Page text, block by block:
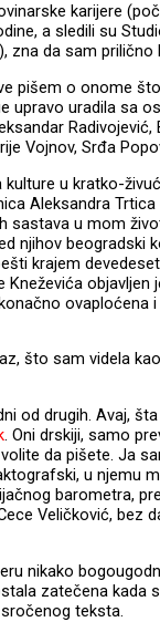
karijere
a sledili su
zna da sam
pišem o onome što
upravo uradila sa
Radivojević,
Vojnov, Srđa
u kratko-
Aleksandra
u mom
njihov beogradski
krajem
objavljen
ovaploćena
što sam videla
od drugih. Avaj,
. Oni drskiji, samo
da pišete. Ja
u njemu
barometra,
Veličković, bez
nikako
zatečena kada
teksta.